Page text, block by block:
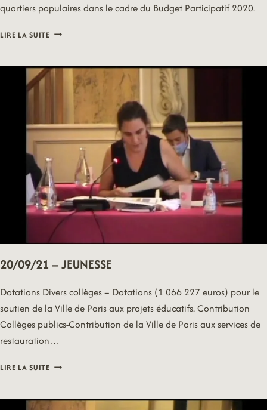
quartiers populaires dans le cadre du Budget Participatif 2020.
LIRE LA SUITE20/07/20
PARTICIPATIF
20/09/21 – JEUNESSE
Dotations Divers collèges – Dotations (1 066 227 euros) pour le
soutien de la Ville de Paris aux projets éducatifs. Contribution
Collèges publics-Contribution de la Ville de Paris aux services de
restauration…
LIRE LA SUITE20/09/21